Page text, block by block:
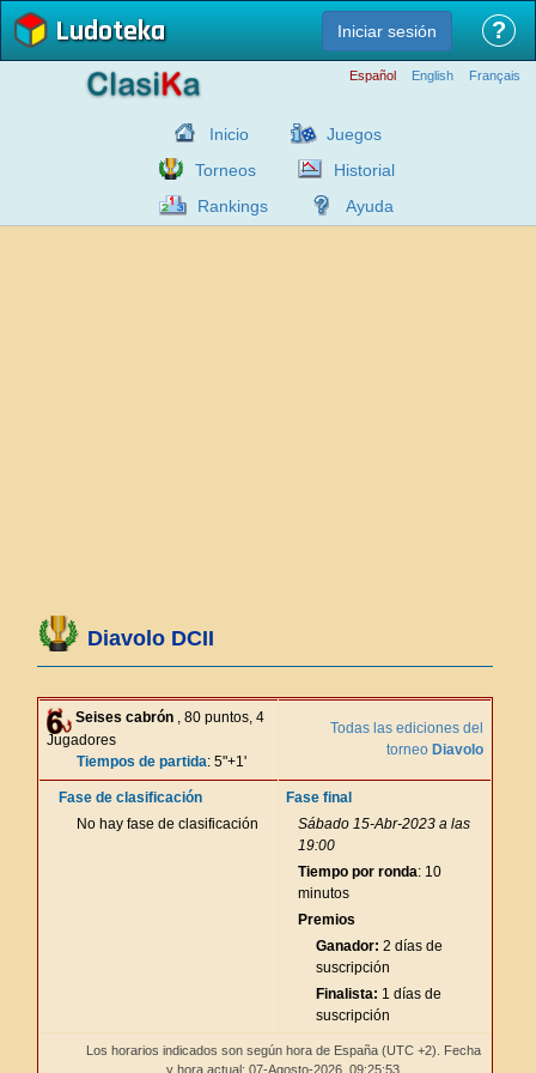
Ludoteka Iniciar sesión ?
Español English Français
Inicio
Juegos
Torneos
Historial
Rankings
Ayuda
Diavolo DCII
Seises cabrón , 80 puntos, 4
Jugadores
Tiempos de partida: 5"+1'
Todas las ediciones del
torneo Diavolo
Fase de clasificación
No hay fase de clasificación
Fase final
Sábado 15-Abr-2023 a las
19:00
Tiempo por ronda: 10
minutos
Premios
Ganador: 2 días de
suscripción
Finalista: 1 días de
suscripción
Los horarios indicados son según hora de España (UTC +2). Fecha
y hora actual: 07-Agosto-2026, 09:25:54